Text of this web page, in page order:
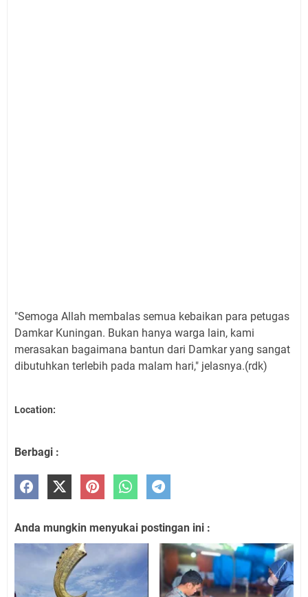
"Semoga Allah membalas semua kebaikan para petugas
Damkar Kuningan. Bukan hanya warga lain, kami
merasakan bagaimana bantun dari Damkar yang sangat
dibutuhkan terlebih pada malam hari," jelasnya.(rdk)
Location:
Berbagi :
Anda mungkin menyukai postingan ini :